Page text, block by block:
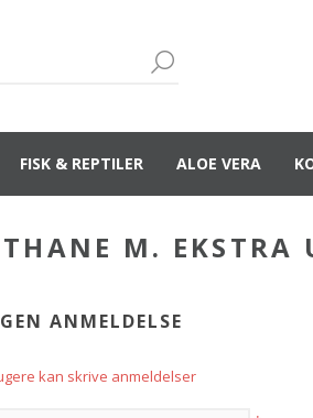
FISK & REPTILER ALOE VERA
M. EKSTRA
ANMELDELSE
kan skrive anmeldelser